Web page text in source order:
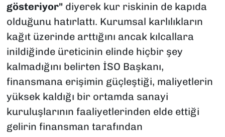
gösteriyor"diyerek kur riskinin de kapıda
olduğunu hatırlattı. Kurumsal karlılıkların
kağıt üzerinde arttığını ancak kılcallara
inildiğinde üreticinin elinde hiçbir şey
kalmadığını belirten İSO Başkanı,
finansmana erişimin güçleştiği, maliyetlerin
yüksek kaldığı bir ortamda sanayi
kuruluşlarının faaliyetlerinden elde ettiği
gelirin finansman tarafından